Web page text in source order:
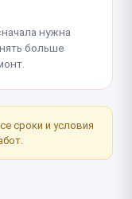
нужна
больше
сроки и условия